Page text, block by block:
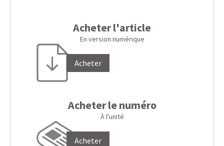
Acheter l'article
En version numérique
Acheter
Acheter le numéro
À l'unité
Acheter